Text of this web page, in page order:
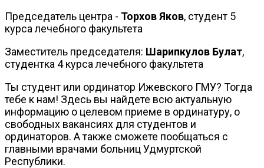
Председатель центра - Торхов Яков, студент 5
курса лечебного факультета
Заместитель председателя: Шарипкулов Булат,
студентка 4 курса лечебного факультета
Ты студент или ординатор Ижевского ГМУ? Тогда
тебе к нам! Здесь вы найдете всю актуальную
информацию о целевом приеме в ординатуру, о
свободных вакансиях для студентов и
ординаторов. А также сможете пообщаться с
главными врачами больниц Удмуртской
Республики.